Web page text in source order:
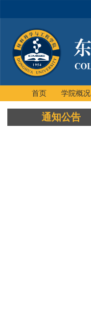
首页 学院概况
通知公告